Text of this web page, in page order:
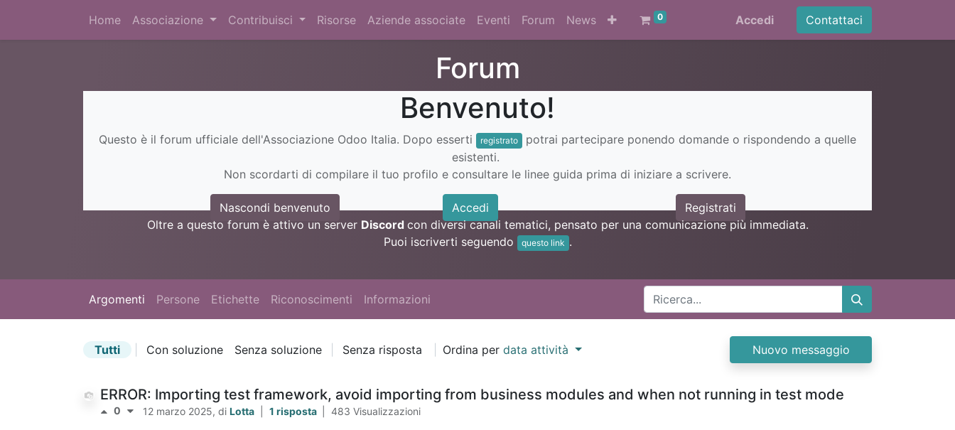
Home Associazione Contribuisci Risorse Aziende associate Eventi Forum News 0 Accedi Contattaci
Forum
Benvenuto!
Questo è il forum ufficiale dell'Associazione Odoo Italia. Dopo esserti registrato
potrai partecipare ponendo domande o rispondendo a quelle
esistenti.
Non scordarti di compilare il tuo profilo e consultare le linee guida prima di iniziare a scrivere.
Nascondi benvenuto Accedi
Registrati
Oltre a questo forum è attivo un server Discord con diversi canali tematici, pensato per una comunicazione più immediata.
Puoi iscriverti seguendo
questo link .
Argomenti Persone Etichette Riconoscimenti Informazioni
Nuovo messaggio
Tutti Con soluzione Senza soluzione Senza risposta Ordina per data attività
ERROR: Importing test framework, avoid importing from business modules and when not running in test mode
0 12 marzo 2025, di Lotta 1 risposta 483 Visualizzazioni